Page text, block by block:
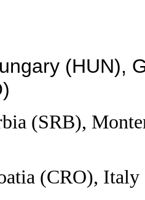
(HUN),
(SRB),
(CRO),